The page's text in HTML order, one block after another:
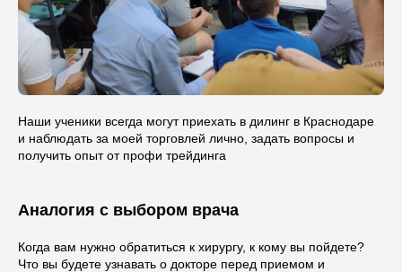
Наши ученики всегда могут приехать в дилинг в Краснодаре
и наблюдать за моей торговлей лично, задать вопросы и
получить опыт от профи трейдинга
Аналогия с выбором врача
Когда вам нужно обратиться к хирургу, к кому вы пойдете?
Что вы будете узнавать о докторе перед приемом и